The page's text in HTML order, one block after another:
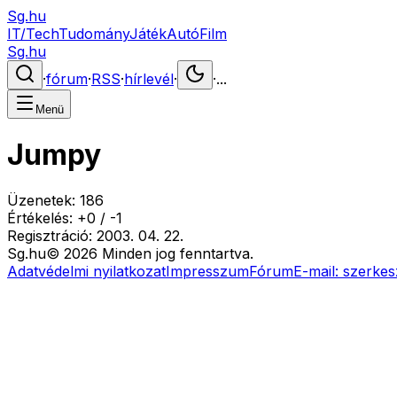
Sg.hu
IT/TechTudományJátékAutóFilm
Sg.hu
·fórum·RSS·hírlevél· ·...
Menü
Jumpy
Üzenetek: 186
Értékelés: +0 / -1
Regisztráció: 2003. 04. 22.
Sg.hu© 2026 Minden jog fenntartva.
Adatvédelmi nyilatkozatImpresszumFórumE-mail: